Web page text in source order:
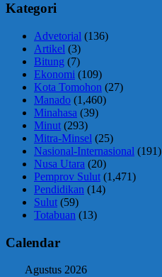
Kategori
Advetorial (136)
Artikel (3)
Bitung (7)
Ekonomi (109)
Kota Tomohon (27)
Manado (1,460)
Minahasa (39)
Minut (293)
Mitra-Minsel (25)
Nasional-Internasional (191)
Nusa Utara (20)
Pemprov Sulut (1,471)
Pendidikan (14)
Sulut (59)
Totabuan (13)
Calendar
Agustus 2026